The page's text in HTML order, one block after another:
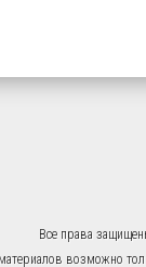
Все права
возможно